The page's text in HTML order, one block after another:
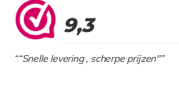
9,3
““Snelle levering , scherpe prijzen"”